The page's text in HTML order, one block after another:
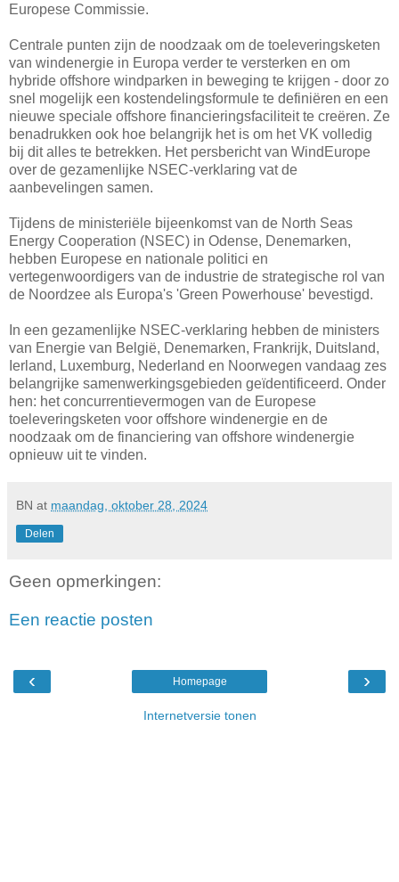
Europese Commissie.
Centrale punten zijn de noodzaak om de toeleveringsketen
van windenergie in Europa verder te versterken en om
hybride offshore windparken in beweging te krijgen - door zo
snel mogelijk een kostendelingsformule te definiëren en een
nieuwe speciale offshore financieringsfaciliteit te creëren. Ze
benadrukken ook hoe belangrijk het is om het VK volledig
bij dit alles te betrekken. Het persbericht van WindEurope
over de gezamenlijke NSEC-verklaring vat de
aanbevelingen samen.
Tijdens de ministeriële bijeenkomst van de North Seas
Energy Cooperation (NSEC) in Odense, Denemarken,
hebben Europese en nationale politici en
vertegenwoordigers van de industrie de strategische rol van
de Noordzee als Europa's 'Green Powerhouse' bevestigd.
In een gezamenlijke NSEC-verklaring hebben de ministers
van Energie van België, Denemarken, Frankrijk, Duitsland,
Ierland, Luxemburg, Nederland en Noorwegen vandaag zes
belangrijke samenwerkingsgebieden geïdentificeerd. Onder
hen: het concurrentievermogen van de Europese
toeleveringsketen voor offshore windenergie en de
noodzaak om de financiering van offshore windenergie
opnieuw uit te vinden.
BN at maandag, oktober 28, 2024
Delen
Geen opmerkingen:
Een reactie posten
‹ ›
Homepage
Internetversie tonen